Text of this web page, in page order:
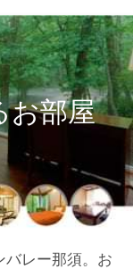
お部屋
レー那須。 お